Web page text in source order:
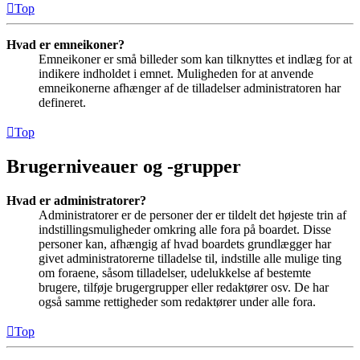
Top
Hvad er emneikoner?
Emneikoner er små billeder som kan tilknyttes et indlæg for at
indikere indholdet i emnet. Muligheden for at anvende
emneikonerne afhænger af de tilladelser administratoren har
defineret.
Top
Brugerniveauer og -grupper
Hvad er administratorer?
Administratorer er de personer der er tildelt det højeste trin af
indstillingsmuligheder omkring alle fora på boardet. Disse
personer kan, afhængig af hvad boardets grundlægger har
givet administratorerne tilladelse til, indstille alle mulige ting
om foraene, såsom tilladelser, udelukkelse af bestemte
brugere, tilføje brugergrupper eller redaktører osv. De har
også samme rettigheder som redaktører under alle fora.
Top